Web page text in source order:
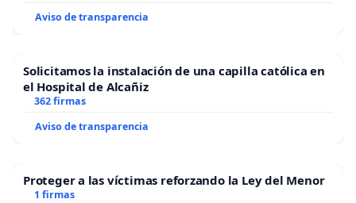
Aviso de transparencia
Solicitamos la instalación de una capilla católica en
el Hospital de Alcañiz
362 firmas
Aviso de transparencia
Proteger a las víctimas reforzando la Ley del Menor
1 firmas